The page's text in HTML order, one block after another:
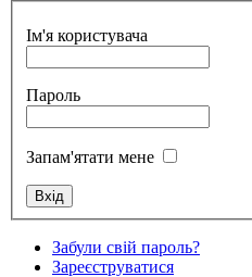
Ім'я користувача
Пароль
Запам'ятати мене
Забули свій пароль?
Зареєструватися